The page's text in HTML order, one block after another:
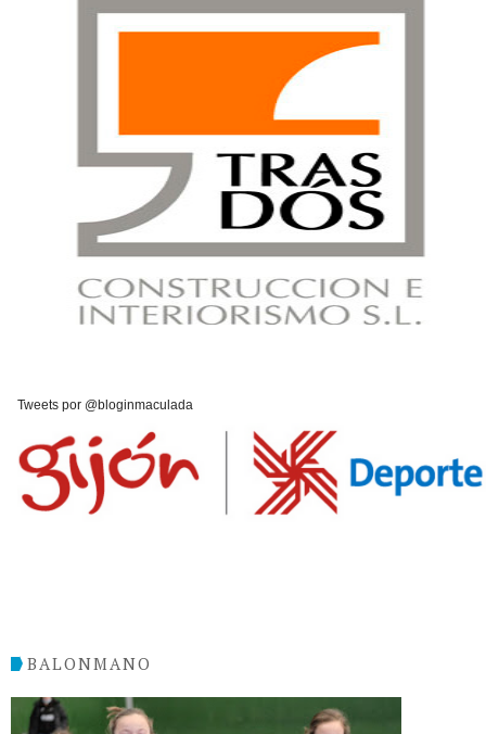
Tweets por @bloginmaculada
BALONMANO